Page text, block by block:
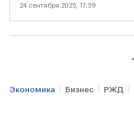
24 сентября 2025, 17:59
Экономика Бизнес РЖД